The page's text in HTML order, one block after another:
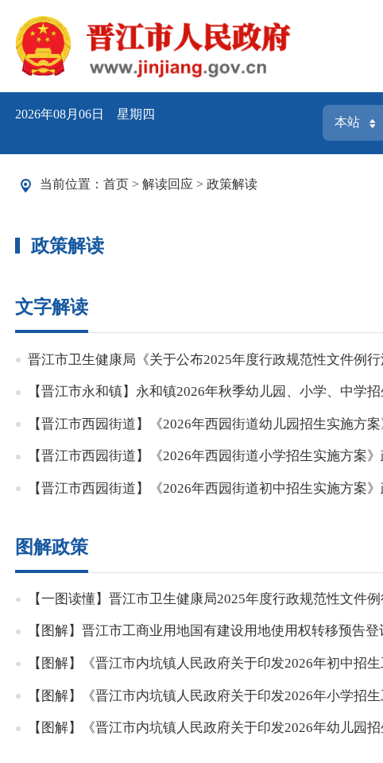
2026年08月06日 星期四
当前位置： 首页 > 解读回应 > 政策解读
政策解读
文字解读
晋江市卫生健康局《关于公布2025年度行政规范性文件例
【晋江市永和镇】永和镇2026年秋季幼儿园、小学、中学
【晋江市西园街道】《2026年西园街道幼儿园招生实施方
【晋江市西园街道】《2026年西园街道小学招生实施方案
【晋江市西园街道】《2026年西园街道初中招生实施方案
图解政策
【一图读懂】晋江市卫生健康局2025年度行政规范性文件
【图解】晋江市工商业用地国有建设用地使用权转移预告
【图解】《晋江市内坑镇人民政府关于印发2026年初中招
【图解】《晋江市内坑镇人民政府关于印发2026年小学招
【图解】《晋江市内坑镇人民政府关于印发2026年幼儿园